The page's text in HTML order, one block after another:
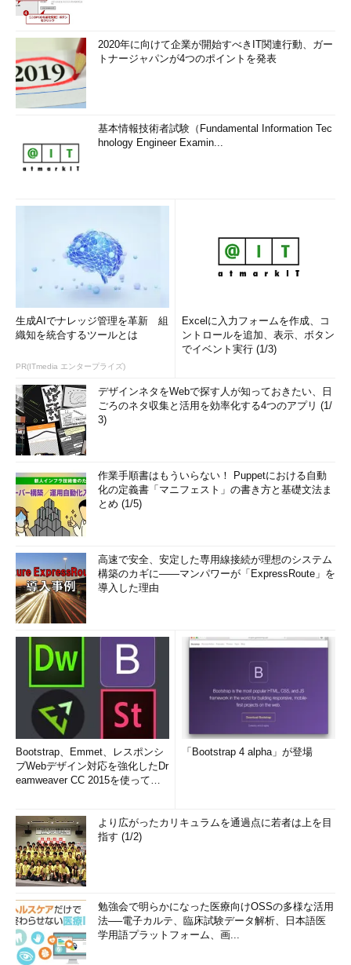
2020年に向けて企業が開始すべきIT関連行動、ガー
トナージャパンが4つのポイントを発表
基本情報技術者試験（Fundamental Information Tec
hnology Engineer Examin...
生成AIでナレッジ管理を革新 組
織知を統合するツールとは
PR(ITmedia エンタープライズ)
Excelに入力フォームを作成、コ
ントロールを追加、表示、ボタン
でイベント実行 (1/3)
デザインネタをWebで探す人が知っておきたい、日
ごろのネタ収集と活用を効率化する4つのアプリ (1/
3)
作業手順書はもういらない！ Puppetにおける自動
化の定義書「マニフェスト」の書き方と基礎文法ま
とめ (1/5)
高速で安全、安定した専用線接続が理想のシステム
構築のカギに――マンパワーが「ExpressRoute」を
導入した理由
Bootstrap、Emmet、レスポンシ
ブWebデザイン対応を強化したDr
eamweaver CC 2015を使って
「Bootstrap 4 alpha」が登場
より広がったカリキュラムを通過点に若者は上を目
指す (1/2)
勉強会で明らかになった医療向けOSSの多様な活用
法──電子カルテ、臨床試験データ解析、日本語医
学用語プラットフォーム、画...